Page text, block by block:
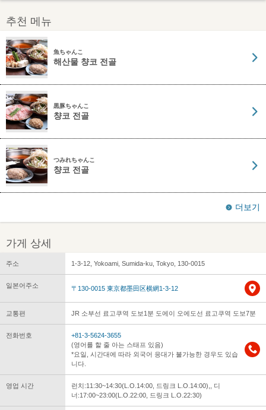
추천 메뉴
魚ちゃんこ
해산물 챵코 전골
黒豚ちゃんこ
챵코 전골
つみれちゃんこ
챵코 전골
더보기
가게 상세
주소 1-3-12, Yokoami, Sumida-ku, Tokyo, 130-0015
일본어주소 〒130-0015 東京都墨田区横網1-3-12
교통편 JR 소부선 료고쿠역 도보1분 도에이 오에도선 료고쿠역 도보7분
전화번호
+81-3-5624-3655
(영어를 할 줄 아는 스태프 있음)
*요일, 시간대에 따라 외국어 응대가 불가능한 경우도 있습
니다.
영업 시간
런치:11:30~14:30(L.O.14:00, 드링크 L.O.14:00),, 디
너:17:00~23:00(L.O.22:00, 드링크 L.O.22:30)